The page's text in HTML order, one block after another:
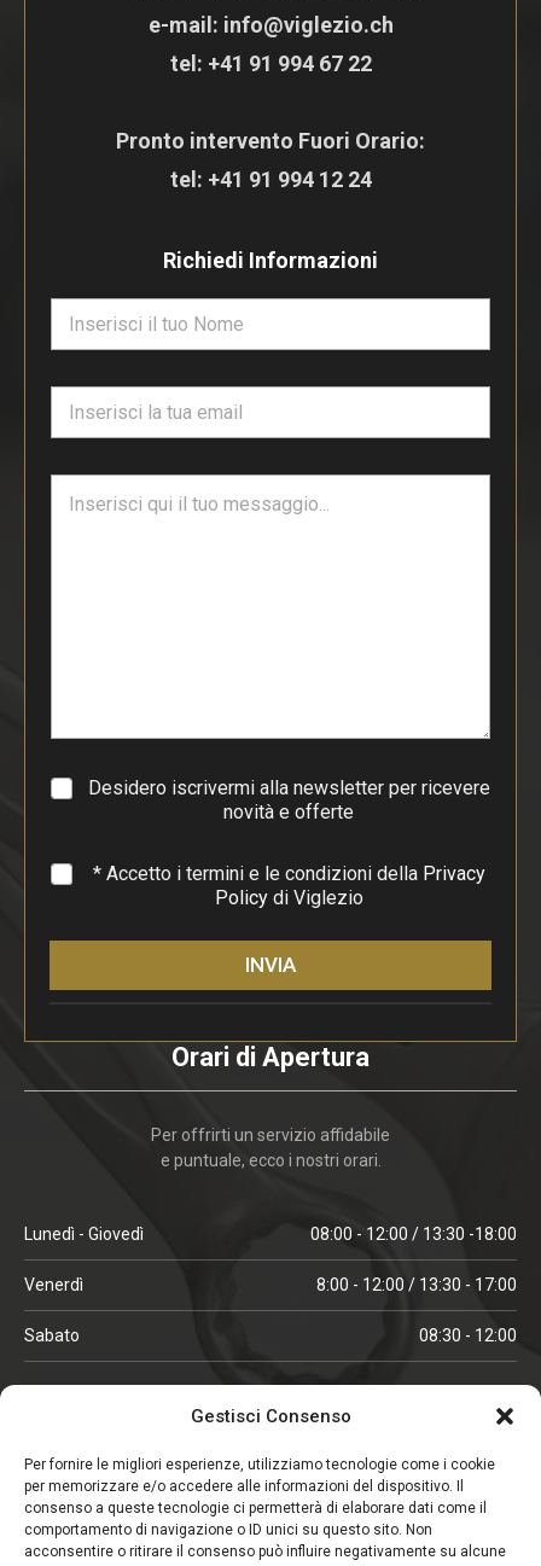
Gestisci Consenso
Per fornire le migliori esperienze, utilizziamo tecnologie come i cookie
per memorizzare e/o accedere alle informazioni del dispositivo. Il
consenso a queste tecnologie ci permetterà di elaborare dati come il
comportamento di navigazione o ID unici su questo sito. Non
acconsentire o ritirare il consenso può influire negativamente su alcune
e-mail: info@viglezio.ch
tel: +41 91 994 67 22
Pronto intervento Fuori Orario:
tel: +41 91 994 12 24
Richiedi Informazioni
m
a
g
a
f
Desidero iscrivermi alla newsletter per ricevere
novità e offerte
* * Accetto i termini e le condizioni della Privacy
Policydi Viglezio
INVIA
Orari di Apertura
Per offrirti un servizio affidabile
e puntuale, ecco i nostri orari.
Lunedì - Giovedì 08:00 - 12:00 / 13:30 -18:00
Venerdì 8:00 - 12:00 / 13:30 - 17:00
Sabato 08:30 - 12:00
ORARI IN ALTA STAGIONE
Lunedì - Venerdì 08:00 - 12:00 / 13:30 -18:00
Sabato 08:00 - 12:00